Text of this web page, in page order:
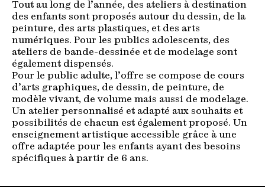
Tout au long de l’année, des ateliers à destination
des enfants sont proposés autour du dessin, de la
peinture, des arts plastiques, et des arts
numériques. Pour les publics adolescents, des
ateliers de bande-dessinée et de modelage sont
également dispensés.
Pour le public adulte, l’offre se compose de cours
d’arts graphiques, de dessin, de peinture, de
modèle vivant, de volume mais aussi de modelage.
Un atelier personnalisé et adapté aux souhaits et
possibilités de chacun est également proposé. Un
enseignement artistique accessible grâce à une
offre adaptée pour les enfants ayant des besoins
spécifiques à partir de 6 ans.